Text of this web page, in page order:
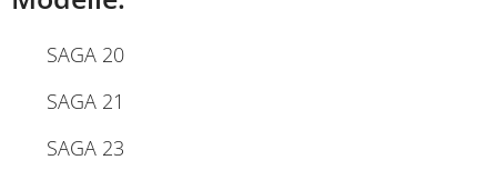
SAGA 20
SAGA 21
SAGA 23